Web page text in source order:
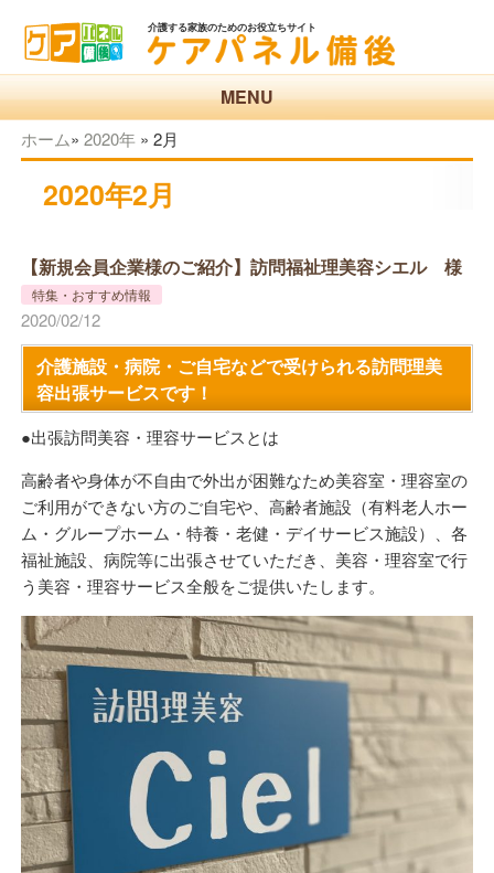
介護する家族のためのお役立ちサイト
MENU
ホーム» 2020年» 2月
2020年2月
【新規会員企業様のご紹介】訪問福祉理美容シエル 様
特集・おすすめ情報
2020/02/12
介護施設・病院・ご自宅などで受けられる訪問理美
容出張サービスです！
●出張訪問美容・理容サービスとは
高齢者や身体が不自由で外出が困難なため美容室・理容室の
ご利用ができない方のご自宅や、高齢者施設（有料老人ホー
ム・グループホーム・特養・老健・デイサービス施設）、各
福祉施設、病院等に出張させていただき、美容・理容室で行
う美容・理容サービス全般をご提供いたします。